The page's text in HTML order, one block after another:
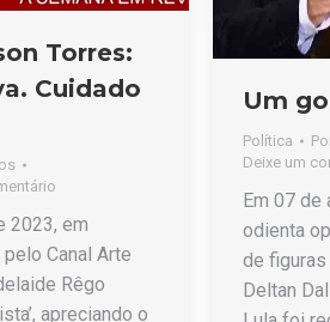
Torres:
Cuidado
2023, em
Canal Arte
Rêgo
apreciando o
Um
Política
Deixe um
Em 07 de
odienta
de
Deltan